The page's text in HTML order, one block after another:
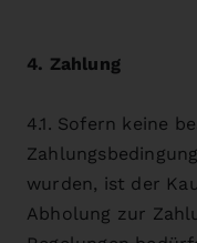
4. Zahlung
4.1. Sofern keine
wurden, ist der
Abholung zur